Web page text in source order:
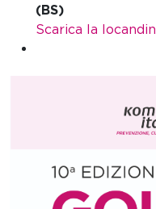
(BS)
Scarica la